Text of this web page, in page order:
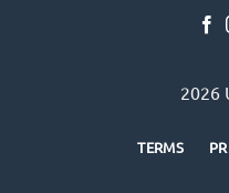
2026
TERMS